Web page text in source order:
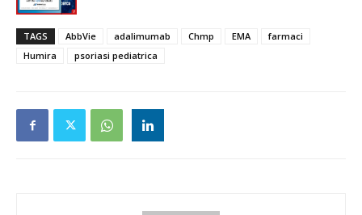
TAGS AbbVie adalimumab Chmp EMA
farmaci
Humira
psoriasi pediatrica